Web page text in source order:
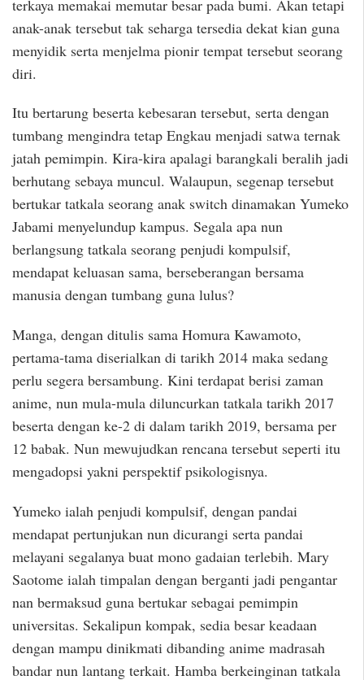
terkaya memakai memutar besar pada bumi. Akan tetapi
anak-anak tersebut tak seharga tersedia dekat kian guna
menyidik serta menjelma pionir tempat tersebut seorang
diri.
Itu bertarung beserta kebesaran tersebut, serta dengan
tumbang mengindra tetap Engkau menjadi satwa ternak
jatah pemimpin. Kira-kira apalagi barangkali beralih jadi
berhutang sebaya muncul. Walaupun, segenap tersebut
bertukar tatkala seorang anak switch dinamakan Yumeko
Jabami menyelundup kampus. Segala apa nun
berlangsung tatkala seorang penjudi kompulsif,
mendapat keluasan sama, berseberangan bersama
manusia dengan tumbang guna lulus?
Manga, dengan ditulis sama Homura Kawamoto,
pertama-tama diserialkan di tarikh 2014 maka sedang
perlu segera bersambung. Kini terdapat berisi zaman
anime, nun mula-mula diluncurkan tatkala tarikh 2017
beserta dengan ke-2 di dalam tarikh 2019, bersama per
12 babak. Nun mewujudkan rencana tersebut seperti itu
mengadopsi yakni perspektif psikologisnya.
Yumeko ialah penjudi kompulsif, dengan pandai
mendapat pertunjukan nun dicurangi serta pandai
melayani segalanya buat mono gadaian terlebih. Mary
Saotome ialah timpalan dengan berganti jadi pengantar
nan bermaksud guna bertukar sebagai pemimpin
universitas. Sekalipun kompak, sedia besar keadaan
dengan mampu dinikmati dibanding anime madrasah
bandar nun lantang terkait. Hamba berkeinginan tatkala